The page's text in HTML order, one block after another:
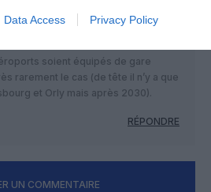
Data Access Privacy Policy
6 décembre 2022 - 20 h
soient équipés de gare
rarement le cas (de tête il n’y a que
et Orly mais après 2030).
RÉPONDRE
UN COMMENTAIRE